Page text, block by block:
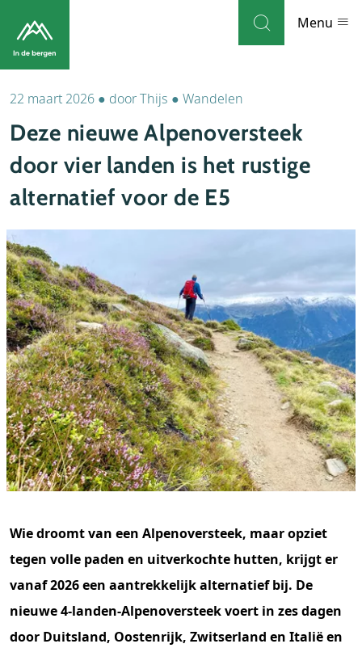
Menu
Bestemmingen
Weblog
Accommodaties
Thema's
Bezienswaardigheden
Tips
22 maart 2026 ● doorThijs ● Wandelen
Deze nieuwe Alpenoversteek
door vier landen is het rustige
alternatief voor de E5
Wie droomt van een Alpenoversteek, maar opziet
tegen volle paden en uitverkochte hutten, krijgt er
vanaf 2026 een aantrekkelijk alternatief bij. De
nieuwe 4-landen-Alpenoversteek voert in zes dagen
door Duitsland, Oostenrijk, Zwitserland en Italië en